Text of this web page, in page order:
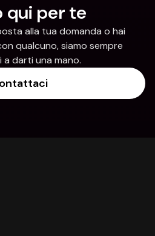
qui per te
alla tua domanda o hai
qualcuno, siamo sempre
a darti una mano.